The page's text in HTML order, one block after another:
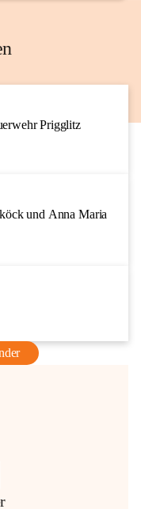
Prigglitz
AUG
und Anna Maria